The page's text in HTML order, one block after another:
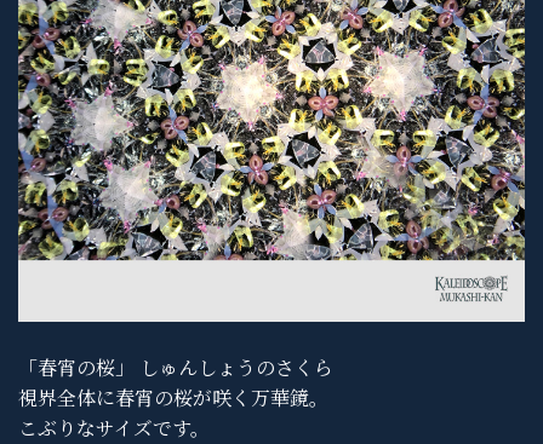
「春宵の桜」 しゅんしょうのさくら
視界全体に春宵の桜が咲く万華鏡。
こぶりなサイズです。